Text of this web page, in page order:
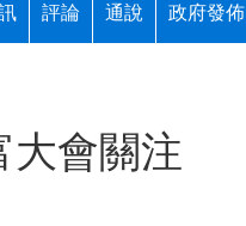
評論 通說 政府發佈
大會關注